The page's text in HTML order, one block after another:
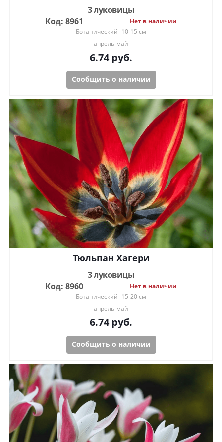
3 луковицы
Код: 8961
Нет в наличии
Ботанический 10-15 см
апрель-май
6.74руб.
Сообщить о наличии
Тюльпан Хагери
3 луковицы
Код: 8960
Нет в наличии
Ботанический 15-20 см
апрель-май
6.74руб.
Сообщить о наличии